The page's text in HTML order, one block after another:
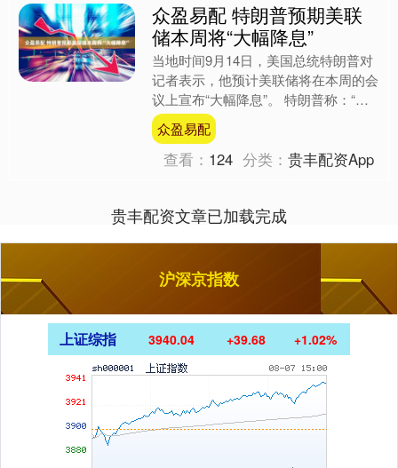
众盈易配 特朗普预期美联
储本周将“大幅降息”
当地时间9月14日，美国总统特朗普对
记者表示，他预计美联储将在本周的会
议上宣布“大幅降息”。 特朗普称：“我
认为会有一次大幅降息。”若成真，这
将是美联储自去年1....
众盈易配
查看： 124 分类：贵丰配资App
贵丰配资文章已加载完成
沪深京指数
上证综指 3940.04 +39.68 +1.02%